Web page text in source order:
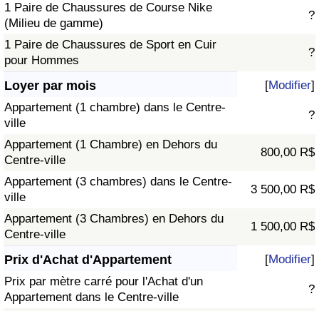
1 Paire de Chaussures de Course Nike
(Milieu de gamme)
?
1 Paire de Chaussures de Sport en Cuir
pour Hommes
?
Loyer par mois [Modifier]
Appartement (1 chambre) dans le Centre-
ville
?
Appartement (1 Chambre) en Dehors du
Centre-ville
800,00 R$
Appartement (3 chambres) dans le Centre-
ville
3 500,00 R$
Appartement (3 Chambres) en Dehors du
Centre-ville
1 500,00 R$
Prix d'Achat d'Appartement [Modifier]
Prix par mètre carré pour l'Achat d'un
Appartement dans le Centre-ville
?